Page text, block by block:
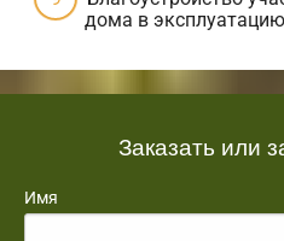
дома в
Заказать или
Имя